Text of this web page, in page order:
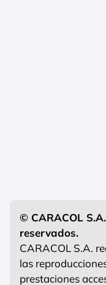
© CARACOL
reservados.
CARACOL S.A.
las
prestaciones